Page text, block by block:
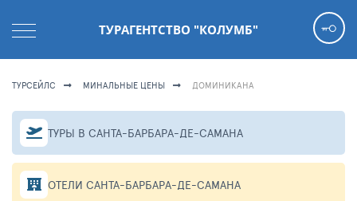
ТУРАГЕНТСТВО "КОЛУМБ"
ТУРСЕЙЛС МИНАЛЬНЫЕ ЦЕНЫ ДОМИНИКАНА
ТУРЫ В САНТА-БАРБАРА-ДЕ-САМАНА
ОТЕЛИ САНТА-БАРБАРА-ДЕ-САМАНА